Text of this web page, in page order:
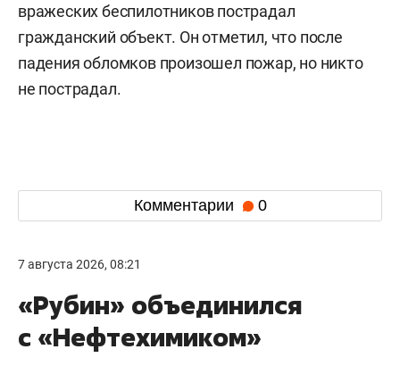
вражеских беспилотников пострадал
гражданский объект. Он отметил, что после
падения обломков произошел пожар, но никто
не пострадал.
Комментарии 0
7 августа 2026, 08:21
«Рубин» объединился
с «Нефтехимиком»